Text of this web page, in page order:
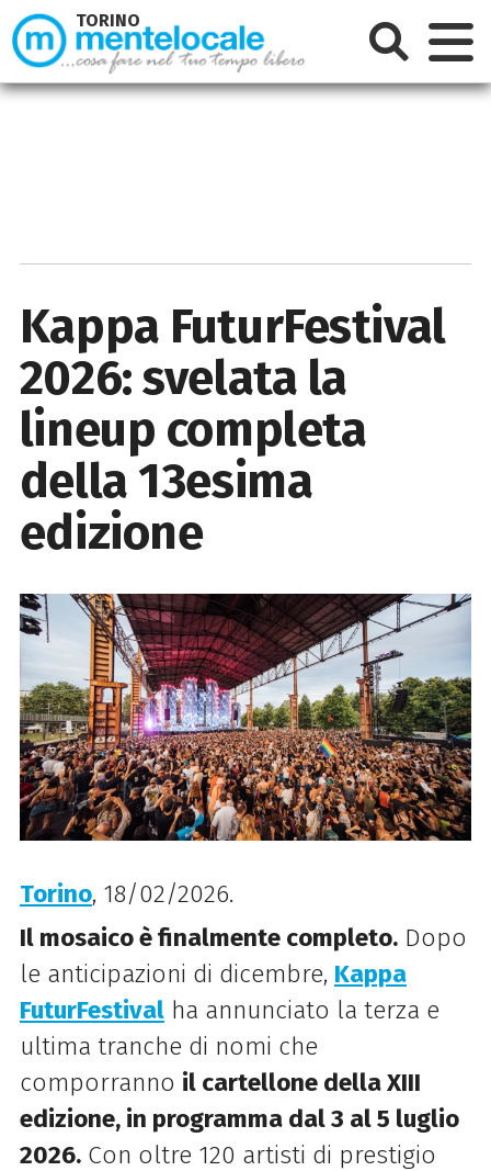
Kappa FuturFestival
2026: svelata la
lineup completa
della 13esima
edizione
Torino, 18/02/2026.
Il mosaico è finalmente completo.Dopo
le anticipazioni di dicembre, Kappa
FuturFestivalha annunciato la terza e
ultima tranche di nomi che
comporranno il cartellone della XIII
edizione, in programma dal 3 al 5 luglio
2026.Con oltre 120 artisti di prestigio
TORINO